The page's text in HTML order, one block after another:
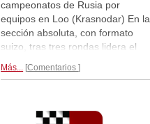
campeonatos de Rusia por
equipos en Loo (Krasnodar) En la
sección absoluta, con formato
suizo, tras tres rondas lidera el
Grischuk, Leko, Shirov, Malakhov,
liga, lideran Ugra y SHsM Moscú.
Más... Comentarios